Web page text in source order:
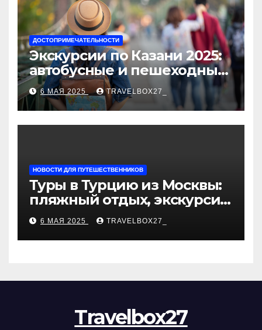
ДОСТОПРИМЕЧАТЕЛЬНОСТИ
Экскурсии по Казани 2025:
автобусные и пешеходные
туры от туроператора
«Казан360»
6 МАЯ 2025 TRAVELBOX27_
НОВОСТИ ДЛЯ ПУТЕШЕСТВЕННИКОВ
Туры в Турцию из Москвы:
пляжный отдых, экскурсии
и лучшие курорты
6 МАЯ 2025 TRAVELBOX27_
Travelbox27